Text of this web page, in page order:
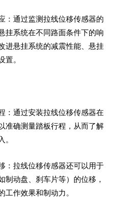
：通过监测拉线位移传感器的
挂系统在不同路面条件下的响
进悬挂系统的减震性能、悬挂
置。
：通过安装拉线位移传感器在
准确测量踏板行程，从而了解
。
：拉线位移传感器还可以用于
制动盘、刹车片等）的位移，
工作效果和制动力。